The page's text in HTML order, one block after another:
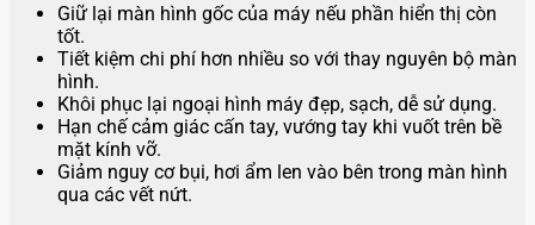
Giữ lại màn hình gốc của máy nếu phần hiển thị còn
tốt.
Tiết kiệm chi phí hơn nhiều so với thay nguyên bộ màn
hình.
Khôi phục lại ngoại hình máy đẹp, sạch, dễ sử dụng.
Hạn chế cảm giác cấn tay, vướng tay khi vuốt trên bề
mặt kính vỡ.
Giảm nguy cơ bụi, hơi ẩm len vào bên trong màn hình
qua các vết nứt.